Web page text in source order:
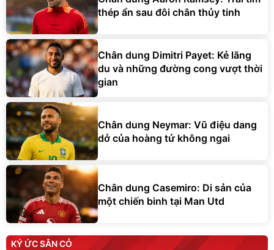
thép ẩn sau đôi chân thủy tinh
Chân dung Dimitri Payet: Kẻ lãng
du và những đường cong vượt thời
gian
Chân dung Neymar: Vũ điệu dang
dở của hoàng tử không ngai
Chân dung Casemiro: Di sản của
một chiến binh tại Man Utd
KÝ ỨC SÂN CỎ